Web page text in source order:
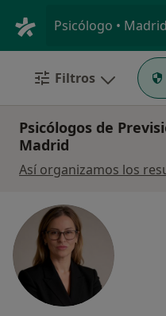
Psicólogo •
Filtros
Psicólogos de
Madrid
Así organizamos los